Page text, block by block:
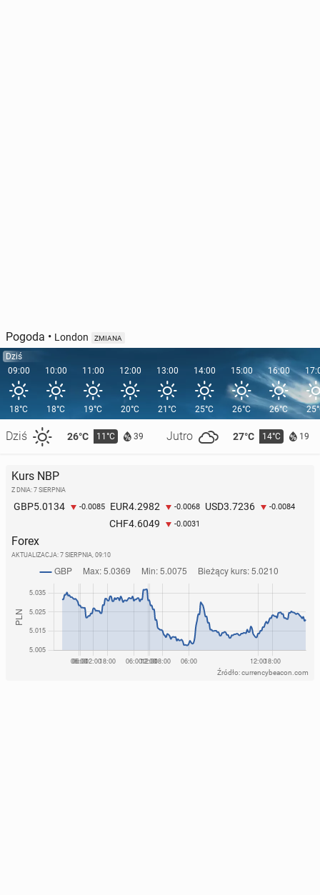
Pogoda • London ZMIANA
Dziś
09:00
18°C
Dziś 26°C 11°C 39 Jutro 27°C 14°C 19
10:00
18°C
11:00
19°C
12:00
20°C
13:00
21°C
14:00
25°C
15:00
26°C
16:00
26°C
Kurs NBP
Z DNIA: 7 SIERPNIA
GBP5.0134 -0.0085 EUR4.2982 -0.0068 USD3.7236 -0.0084
CHF4.6049 -0.0031
Forex
AKTUALIZACJA: 7 SIERPNIA, 09:10
Źródło: currencybeacon.com